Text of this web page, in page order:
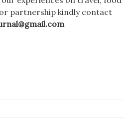
partnership kindly contact